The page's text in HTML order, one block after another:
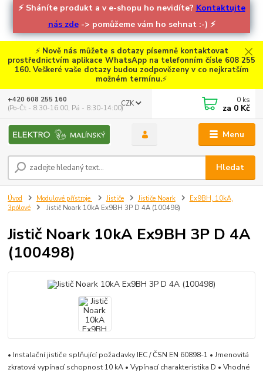
⚡ Sháníte produkt a v e-shopu ho nevidíte? Kontaktujte
nás zde-> pomůžeme vám ho sehnat :-) ⚡
⚡ Nově nás můžete s dotazy písemně kontaktovat
prostřednictvím aplikace WhatsApp na telefonním čísle 608 255
160. Veškeré vaše dotazy budou zodpovězeny v co nejkratším
možném termínu.⚡
Menu
CZK
Hledat
+420 608 255 160
(Po-Čt - 8:30-16:00, Pá - 8:30-14:00)
0 ks
za 0 Kč
Úvod Modulové přístroje Jističe Jističe Noark
Ex9BH, 10kA,
3pólové
Jistič Noark 10kA Ex9BH 3P D 4A (100498)
Jistič Noark 10kA Ex9BH 3P D 4A
(100498)
• Instalační jističe splňující požadavky IEC / ČSN EN 60898-1 • Jmenovitá
zkratová vypínací schopnost 10 kA • Vypínací charakteristika D • Vhodné